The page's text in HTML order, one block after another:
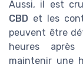
Aussi, il est
CBD et les
peuvent être
heures après
maintenir une